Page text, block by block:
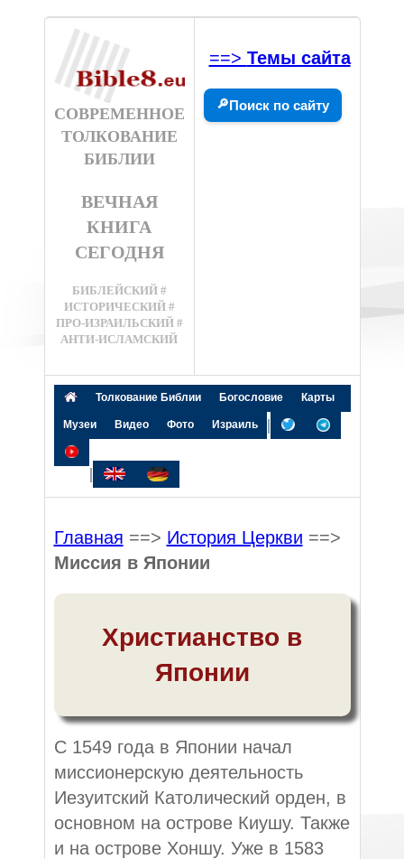
СОВРЕМЕННОЕ
ТОЛКОВАНИЕ
БИБЛИИ
ВЕЧНАЯ
КНИГА
СЕГОДНЯ
БИБЛЕЙСКИЙ #
ИСТОРИЧЕСКИЙ #
ПРО-ИЗРАИЛЬСКИЙ #
АНТИ-ИСЛАМСКИЙ
==> Темы сайта
🔎Поиск по сайту
Толкование Библии Богословие Карты
Музеи Видео Фото Израиль |
|
Главная ==> История Церкви ==>
Миссия в Японии
Христианство в
Японии
С 1549 года в Японии начал
миссионерскую деятельность
Иезуитский Католический орден, в
основном на острове Киушу. Также
и на острове Хоншу. Уже в 1583